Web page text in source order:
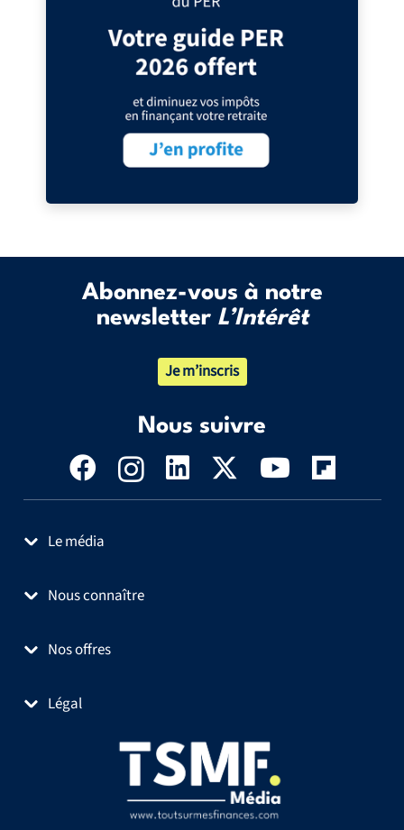
Abonnez-vous à notre
newsletter L’Intérêt
Je m’inscris
Nous suivre
Le média
Nous connaître
Nos offres
Légal